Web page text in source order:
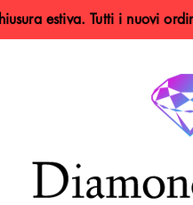
estiva. Tutti i nuovi